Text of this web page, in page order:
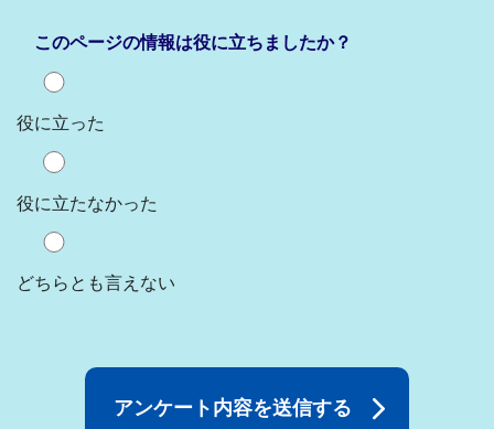
このページの情報は役に立ちましたか？
役に立った
役に立たなかった
どちらとも言えない